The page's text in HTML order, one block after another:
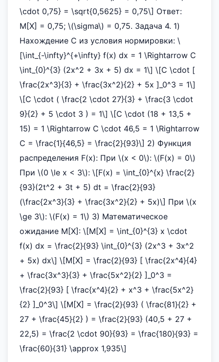
\cdot 0,75} = \sqrt{0,5625} = 0,75\] Ответ:
M[X] = 0,75; \(\sigma\) = 0,75. Задача 4. 1)
Нахождение С из условия нормировки: \
[\int_{-\infty}^{+\infty} f(x) dx = 1 \Rightarrow C
\int_{0}^{3} (2x^2 + 3x + 5) dx = 1\] \[C \cdot [
\frac{2x^3}{3} + \frac{3x^2}{2} + 5x ]_0^3 = 1\]
\[C \cdot ( \frac{2 \cdot 27}{3} + \frac{3 \cdot
9}{2} + 5 \cdot 3 ) = 1\] \[C \cdot (18 + 13,5 +
15) = 1 \Rightarrow C \cdot 46,5 = 1 \Rightarrow
C = \frac{1}{46,5} = \frac{2}{93}\] 2) Функция
распределения F(x): При \(x < 0\): \(F(x) = 0\)
При \(0 \le x < 3\): \[F(x) = \int_{0}^{x} \frac{2}
{93}(2t^2 + 3t + 5) dt = \frac{2}{93}
(\frac{2x^3}{3} + \frac{3x^2}{2} + 5x)\] При \(x
\ge 3\): \(F(x) = 1\) 3) Математическое
ожидание M[X]: \[M[X] = \int_{0}^{3} x \cdot
f(x) dx = \frac{2}{93} \int_{0}^{3} (2x^3 + 3x^2
+ 5x) dx\] \[M[X] = \frac{2}{93} [ \frac{2x^4}{4}
+ \frac{3x^3}{3} + \frac{5x^2}{2} ]_0^3 =
\frac{2}{93} [ \frac{x^4}{2} + x^3 + \frac{5x^2}
{2} ]_0^3\] \[M[X] = \frac{2}{93} ( \frac{81}{2} +
27 + \frac{45}{2} ) = \frac{2}{93} (40,5 + 27 +
22,5) = \frac{2 \cdot 90}{93} = \frac{180}{93} =
\frac{60}{31} \approx 1,935\]